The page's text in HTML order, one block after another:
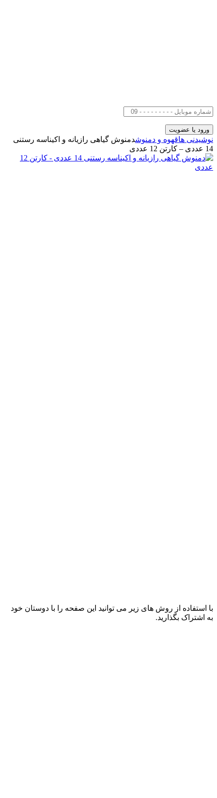
نوشیدنی هاقهوه و دمنوشدمنوش گیاهی رازیانه و اکیناسه رستنی
14 عددی – کارتن 12 عددی
با استفاده از روش های زیر می توانید این صفحه را با دوستان خود
به اشتراک بگذارید.